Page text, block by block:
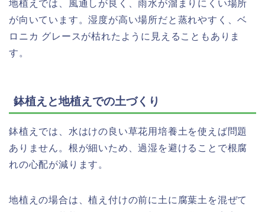
地植えでは、風通しが良く、雨水が溜まりにくい場所
が向いています。湿度が高い場所だと蒸れやすく、ベ
ロニカ グレースが枯れたように見えることもありま
す。
鉢植えと地植えでの土づくり
鉢植えでは、水はけの良い草花用培養土を使えば問題
ありません。根が細いため、過湿を避けることで根腐
れの心配が減ります。
地植えの場合は、植え付けの前に土に腐葉土を混ぜて